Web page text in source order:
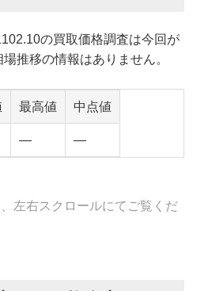
の買取価格調査は今回が
推移の情報はありません。
最高値 中点値
— —
左右スクロールにてご覧くだ